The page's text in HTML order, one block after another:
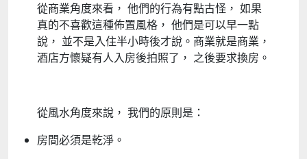
從商業角度來看， 他們的行為有點古怪， 如果
真的不喜歡這種佈置風格， 他們是可以早一點
說， 並不是入住半小時後才說。商業就是商業，
酒店方懷疑有人入房後拍照了， 之後要求換房。
從風水角度來說， 我們的原則是：
房間必須是乾淨。